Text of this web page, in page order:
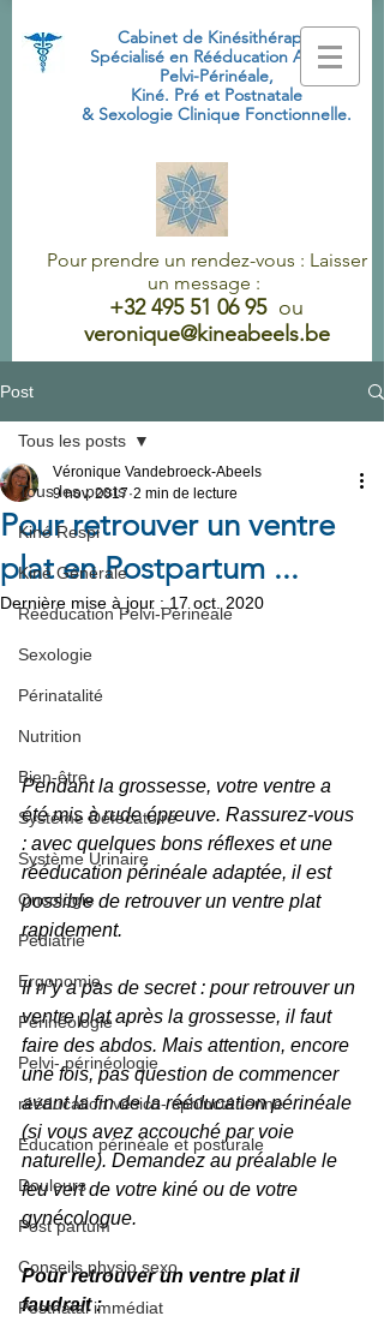
Cabinet de Kinésithérapie
Spécialisé en Rééducation Abdo-
Pelvi-Périnéale,
Kiné. Pré et Postnatale
& Sexologie Clinique Fonctionnelle.
Pour prendre un rendez-vous : Laisser
un message :
+32 495 51 06 95 ou
veronique@kineabeels.be
Post
Tous les posts
Kiné Respi
Kiné Générale
Rééducation Pelvi-Périnéale
Sexologie
Périnatalité
Nutrition
Bien-être
Système Défecatoire
Système Urinaire
Oncologie
Pédiatrie
Ergonomie
Périnéologie
Pelvi- périnéologie
rééducation vésico- sphinctérienne
Education périnéale et posturale
Douleurs
Post partum
Conseils physio sexo
Postnatal immédiat
Tous les posts
Pour retrouver un ventre
plat en Postpartum ...
Véronique Vandebroeck-Abeels
9 nov. 2017 2 min de lecture
Dernière mise à jour : 17 oct. 2020
Pendant la grossesse, votre ventre a
été mis à rude épreuve. Rassurez-vous
: avec quelques bons réflexes et une
rééducation périnéale adaptée, il est
possible de retrouver un ventre plat
rapidement.
Il n’y a pas de secret : pour retrouver un
ventre plat après la grossesse, il faut
faire des abdos. Mais attention, encore
une fois, pas question de commencer
avant la fin de la rééducation périnéale
(si vous avez accouché par voie
naturelle). Demandez au préalable le
feu vert de votre kiné ou de votre
gynécologue.
Pour retrouver un ventre plat il
faudrait :